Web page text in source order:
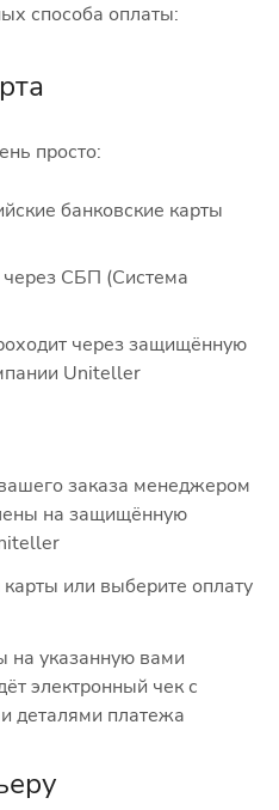
способа оплаты:
просто:
банковские карты
через СБП (Система
через защищённую
Uniteller
заказа менеджером
на защищённую
или выберите оплату
на указанную вами
электронный чек с
деталями платежа